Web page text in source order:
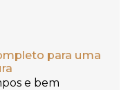
para uma
e bem